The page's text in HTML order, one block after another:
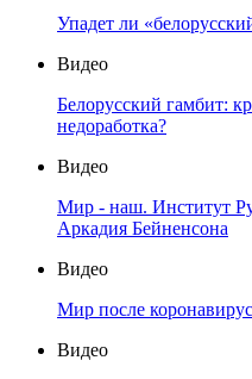
Упадет ли
Видео
Белорусский гамбит:
недоработка?
Видео
Мир - наш. Институт
Аркадия Бейненсона
Видео
Мир после
Видео